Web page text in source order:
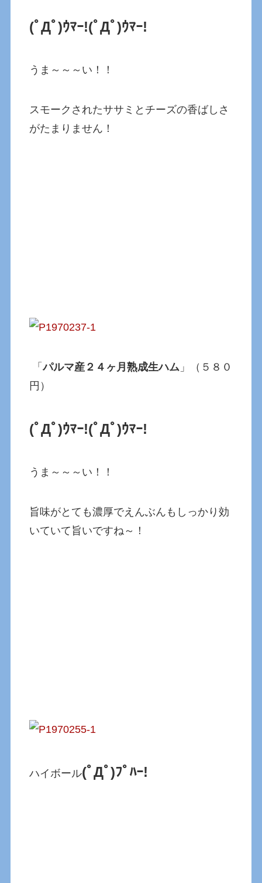
(ﾟДﾟ)ｳﾏｰ!(ﾟДﾟ)ｳﾏｰ!
うま～～～い！！
スモークされたササミとチーズの香ばしさ
がたまりません！
「パルマ産２４ヶ月熟成生ハム 」（５８０
円）
(ﾟДﾟ)ｳﾏｰ!(ﾟДﾟ)ｳﾏｰ!
うま～～～い！！
旨味がとても濃厚でえんぶんもしっかり効
いていて旨いですね～！
ハイボール(ﾟДﾟ)ﾌﾟﾊｰ!